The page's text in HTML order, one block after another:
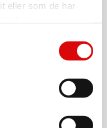
eller som de har